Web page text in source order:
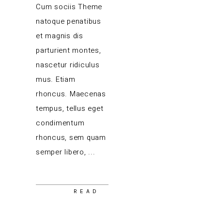
Cum sociis Theme
natoque penatibus
et magnis dis
parturient montes,
nascetur ridiculus
mus. Etiam
rhoncus. Maecenas
tempus, tellus eget
condimentum
rhoncus, sem quam
semper libero,
READ